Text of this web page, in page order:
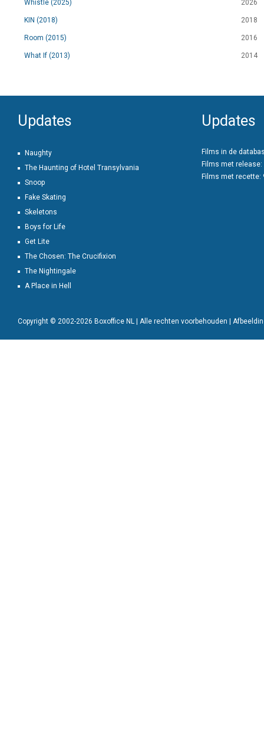
Whistle (2025)
2026
KIN (2018) 2018
Room (2015) 2016
What If (2013) 2014
Updates
Naughty
The Haunting of Hotel Transylvania
Snoop
Fake Skating
Skeletons
Boys for Life
Get Lite
The Chosen: The Crucifixion
The Nightingale
A Place in Hell
Updates
Films in de
Films met release:
Films met recette:
Copyright © 2002-2026 Boxoffice NL | Alle rechten voorbehouden |